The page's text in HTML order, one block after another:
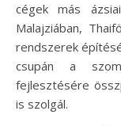
cégek más
Malajziában,
rendszerek
csupán a
fejlesztésére
is szolgál.